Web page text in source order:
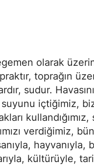
olarak
toprağın
sudur. Havasını
içtiğimiz,
kullandığımız,
verdiğimiz,
hayvanıyla,
kültürüyle,